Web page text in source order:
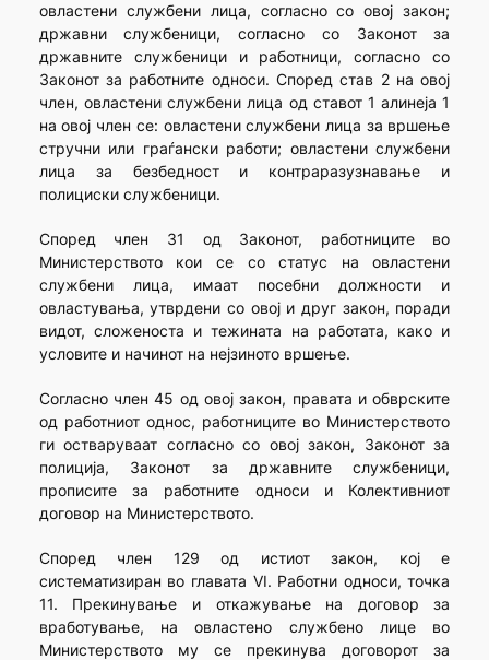
овластени службени лица, согласно со овој закон;
државни службеници, согласно со Законот за
државните службеници и работници, согласно со
Законот за работните односи. Според став 2 на овој
член, овластени службени лица од ставот 1 алинеја 1
на овој член се: овластени службени лица за вршење
стручни или граѓански работи; овластени службени
лица за безбедност и контраразузнавање и
полициски службеници.
Според член 31 од Законот, работниците во
Министерството кои се со статус на овластени
службени лица, имаат посебни должности и
овластувања, утврдени со овој и друг закон, поради
видот, сложеноста и тежината на работата, како и
условите и начинот на нејзиното вршење.
Согласно член 45 од овој закон, правата и обврските
од работниот однос, работниците во Министерството
ги остваруваат согласно со овој закон, Законот за
полиција, Законот за државните службеници,
прописите за работните односи и Колективниот
договор на Министерството.
Според член 129 од истиот закон, кој е
систематизиран во главата VI. Работни односи, точка
11. Прекинување и откажување на договор за
вработување, на овластено службено лице во
Министерството му се прекинува договорот за